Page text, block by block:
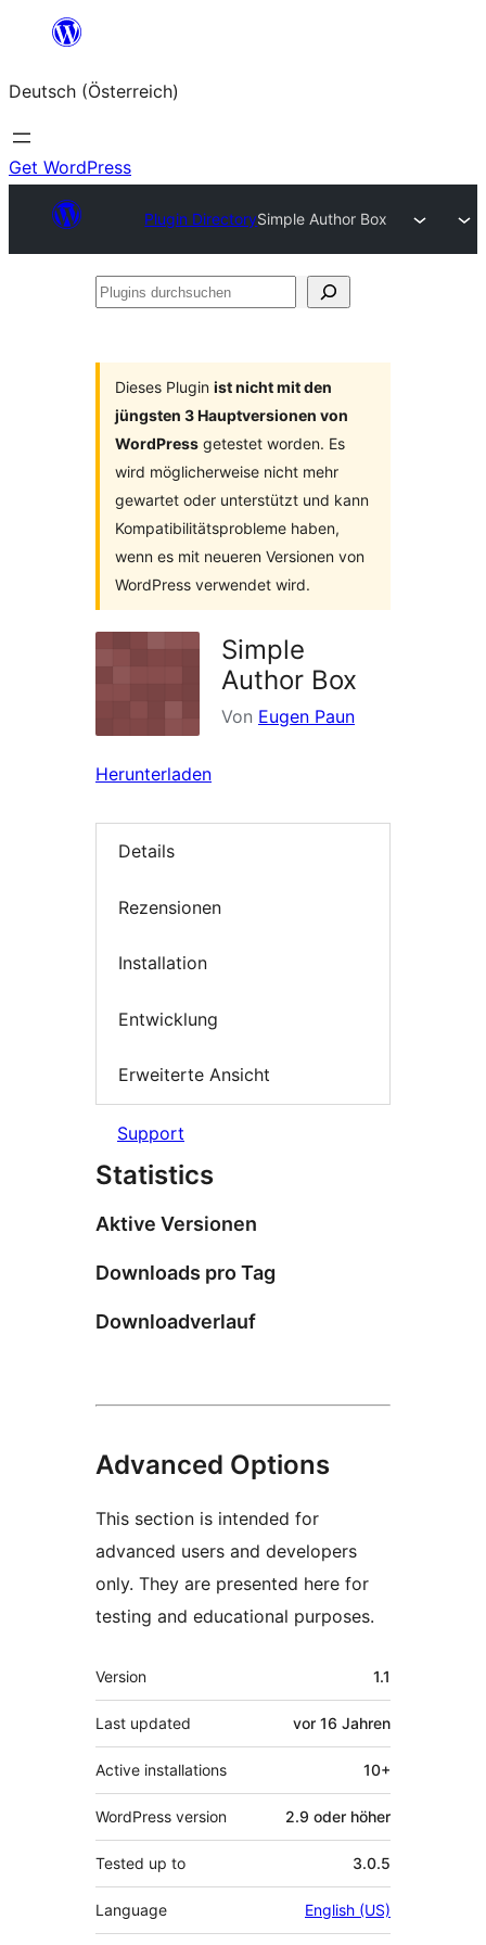
springen
Deutsch (Österreich)
Get WordPress
Plugin DirectorySimple Author Box
Plugins
Dieses Plugin ist nicht mit den
jüngsten 3 Hauptversionen von
WordPress getestet worden. Es
wird möglicherweise nicht mehr
gewartet oder unterstützt und kann
Kompatibilitätsprobleme haben,
wenn es mit neueren Versionen von
WordPress verwendet wird.
Simple
Author Box
Von Eugen Paun
Herunterladen
Details
Rezensionen
Installation
Entwicklung
Erweiterte Ansicht
Support
Statistics
Aktive Versionen
Downloads pro Tag
Downloadverlauf
Advanced Options
This section is intended for
advanced users and developers
only. They are presented here for
testing and educational purposes.
Meta
Version 1.1
Last updated vor 16 Jahren
Active installations 10+
WordPress version 2.9 oder höher
Tested up to 3.0.5
Language English (US)